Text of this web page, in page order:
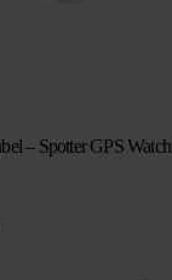
– Spotter GPS Watch